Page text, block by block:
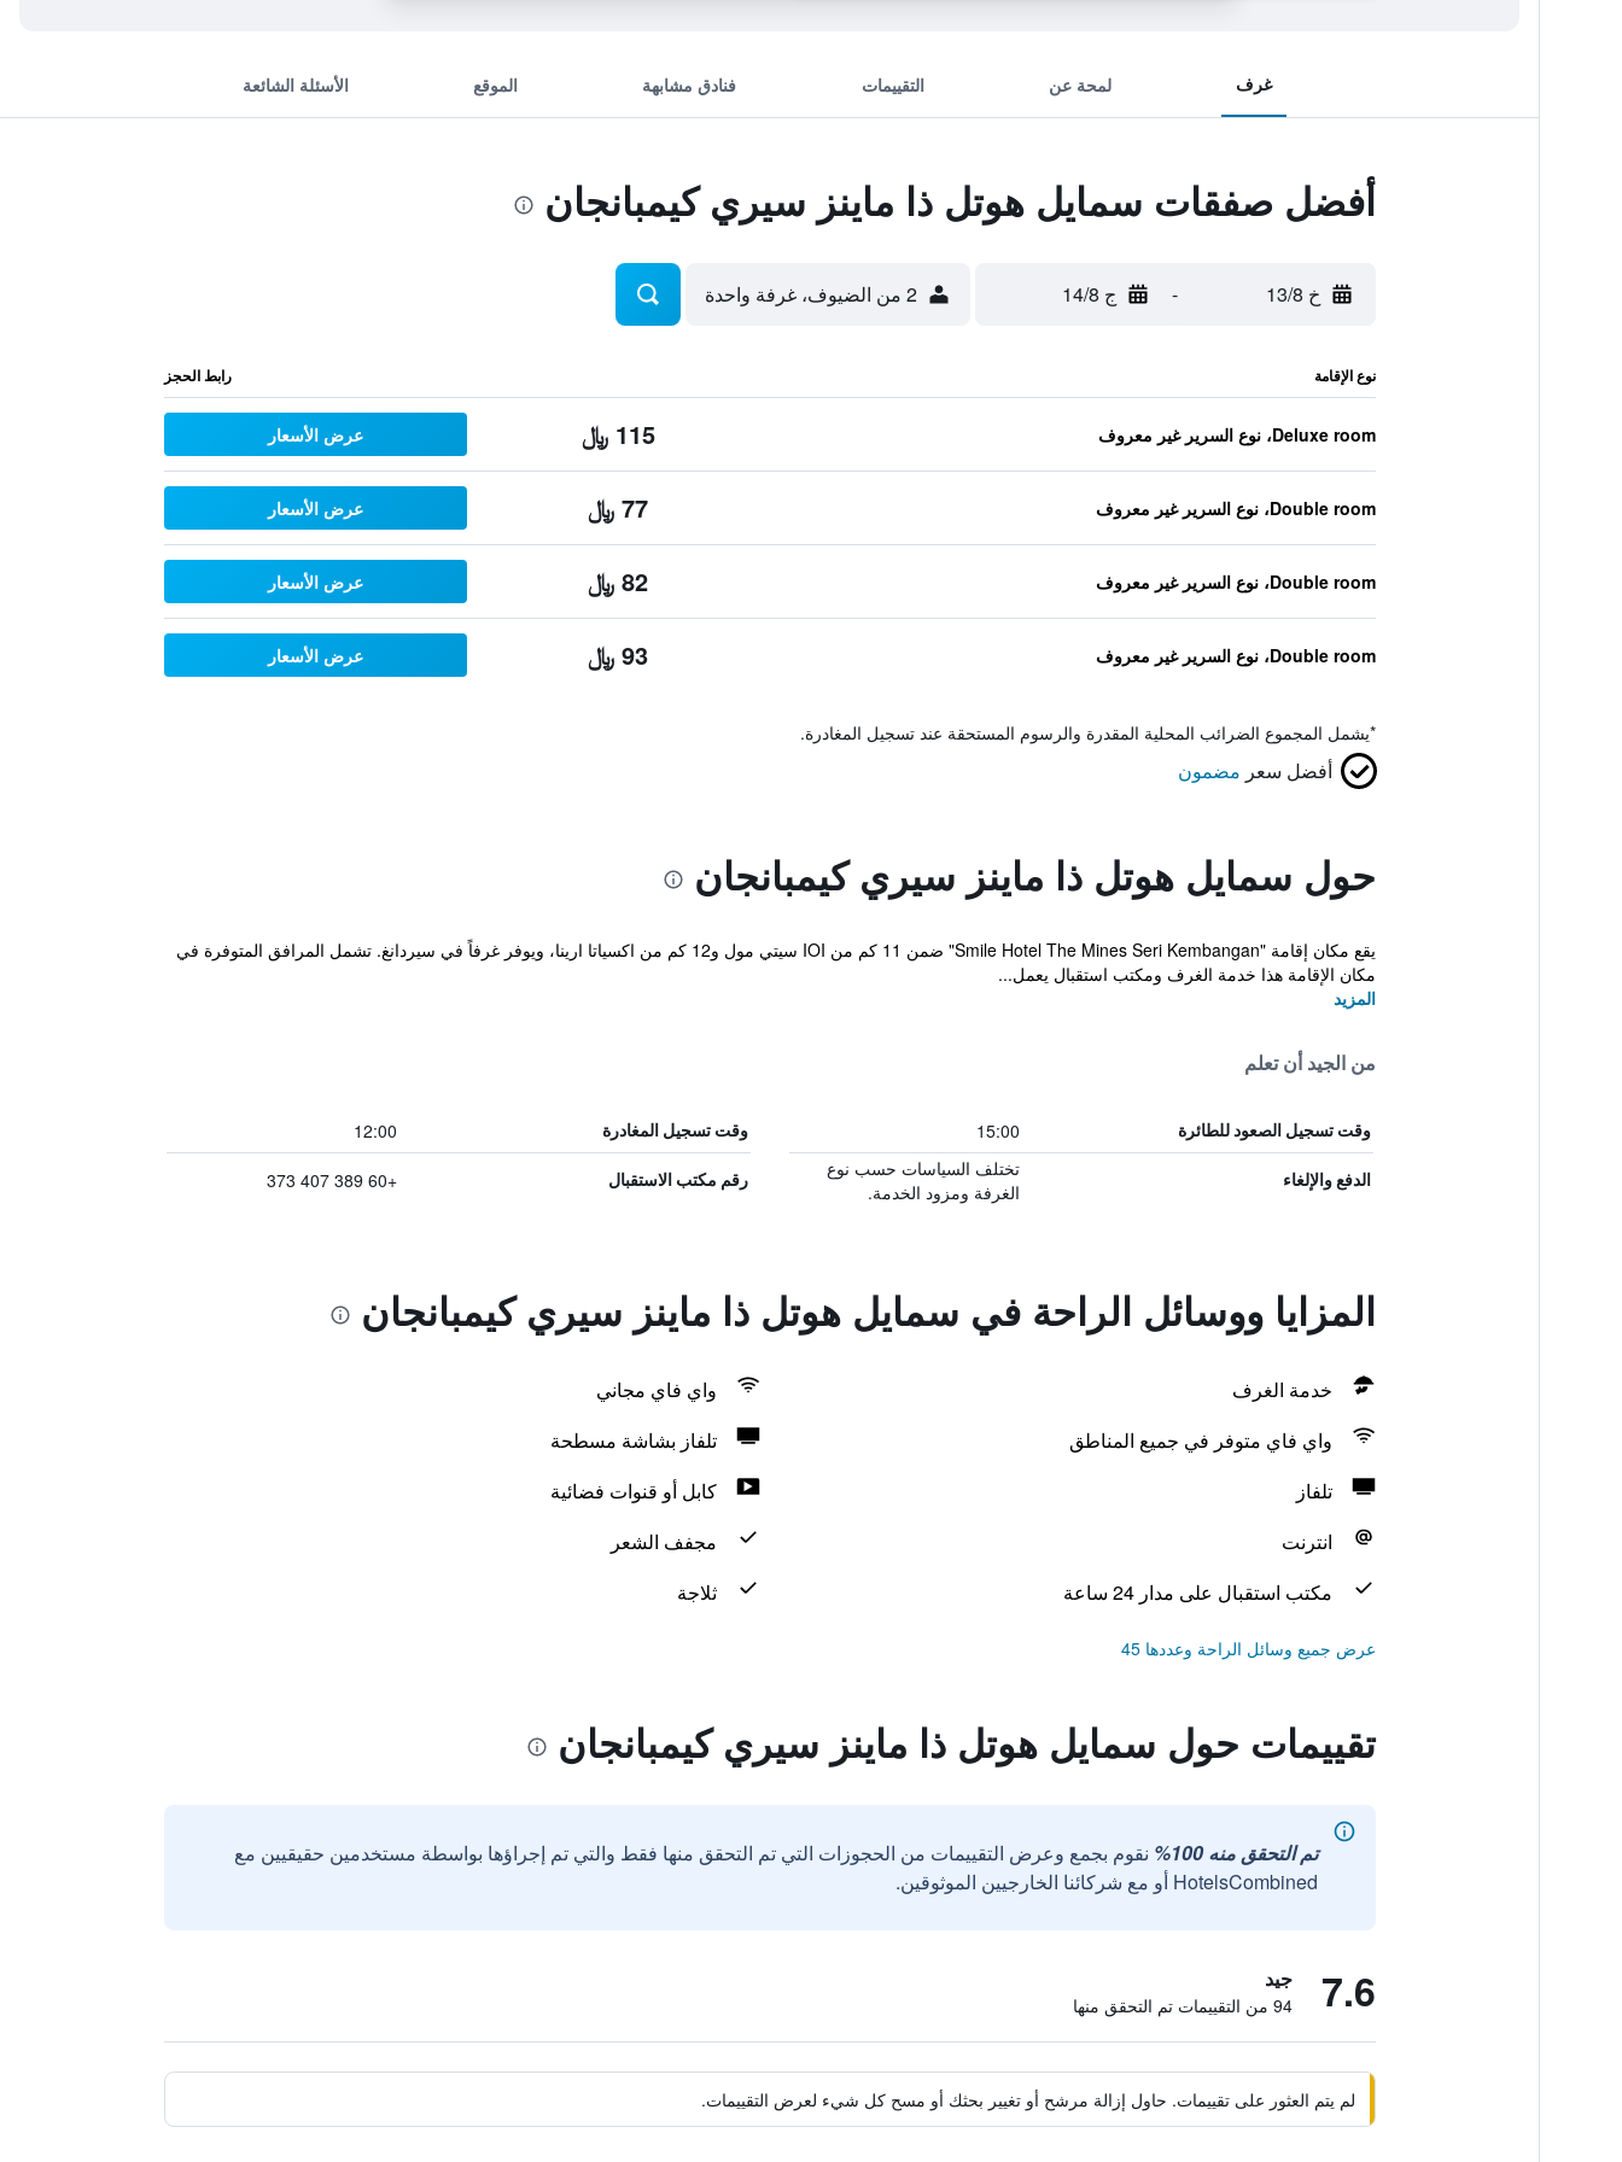
غرف لمحة عن التقييمات فنادق مشابهة الموقع الأسئلة الشائعة
أفضل صفقات سمايل هوتل ذا ماينز سيري كيمبانجان
خ 13/8 - ج 14/8 2 من الضيوف، غرفة واحدة
نوع الإقامة رابط الحجز
Deluxe room، نوع السرير غير معروف 115 ﷼ عرض الأسعار
Double room، نوع السرير غير معروف 77 ﷼ عرض الأسعار
Double room، نوع السرير غير معروف 82 ﷼ عرض الأسعار
Double room، نوع السرير غير معروف 93 ﷼ عرض الأسعار
*يشمل المجموع الضرائب المحلية المقدرة والرسوم المستحقة عند تسجيل المغادرة.
أفضل سعر مضمون
حول سمايل هوتل ذا ماينز سيري كيمبانجان
يقع مكان إقامة "Smile Hotel The Mines Seri Kembangan" ضمن 11 كم من IOI سيتي مول و12 كم من اكسياتا ارينا، ويوفر غرفاً في سيردانغ. تشمل المرافق المتوفرة في
مكان الإقامة هذا خدمة الغرف ومكتب استقبال يعمل...
المزيد
من الجيد أن تعلم
وقت تسجيل الصعود للطائرة 15:00 وقت تسجيل المغادرة 12:00
الدفع والإلغاء
تختلف السياسات حسب نوع
الغرفة ومزود الخدمة.
رقم مكتب الاستقبال +60 389 407 373
المزايا ووسائل الراحة في سمايل هوتل ذا ماينز سيري كيمبانجان
خدمة الغرف
واي فاي مجاني
واي فاي متوفر في جميع المناطق
تلفاز بشاشة مسطحة
تلفاز
كابل أو قنوات فضائية
انترنت
مجفف الشعر
مكتب استقبال على مدار 24 ساعة
ثلاجة
عرض جميع وسائل الراحة وعددها 45
تقييمات حول سمايل هوتل ذا ماينز سيري كيمبانجان
تم التحقق منه 100%
نقوم بجمع وعرض التقييمات من الحجوزات التي تم التحقق منها فقط والتي تم إجراؤها بواسطة مستخدمين حقيقيين مع
HotelsCombined أو مع شركائنا الخارجيين الموثوقين.
7.6 جيد
94 من التقييمات تم التحقق منها
لم يتم العثور على تقييمات. حاول إزالة مرشح أو تغيير بحثك أو مسح كل شيء لعرض التقييمات.